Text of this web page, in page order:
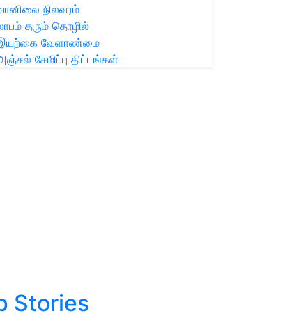
நிலவரம்
தரும் தொழில்
வேளாண்மை
சேமிப்பு திட்டங்கள்
Stories